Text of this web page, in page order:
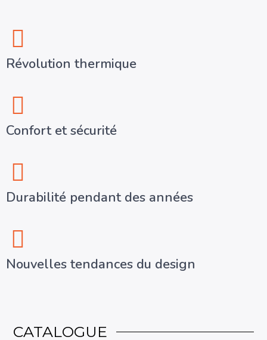
Révolution thermique
Confort et sécurité
Durabilité pendant des années
Nouvelles tendances du design
CATALOGUE